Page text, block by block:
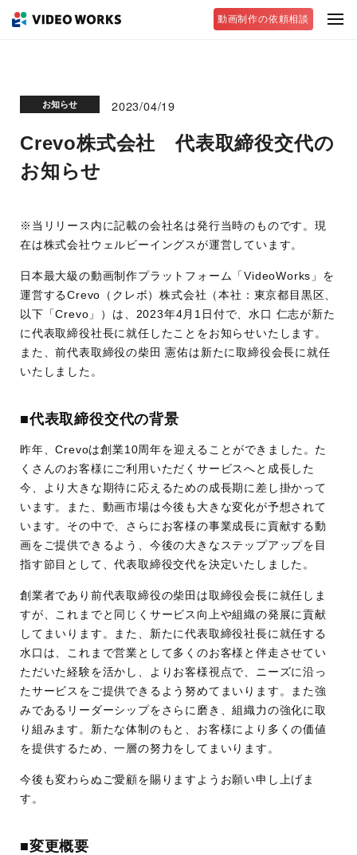
動画制作の依頼相談
お知らせ 2023/04/19
Crevo株式会社 代表取締役交代の
お知らせ
※当リリース内に記載の会社名は発行当時のものです。現
在は株式会社ウェルビーイングスが運営しています。
日本最大級の動画制作プラットフォーム「VideoWorks」を
運営するCrevo（クレボ）株式会社（本社：東京都目黒区、
以下「Crevo」）は、2023年4月1日付で、水口 仁志が新た
に代表取締役社長に就任したことをお知らせいたします。
また、前代表取締役の柴田 憲佑は新たに取締役会長に就任
いたしました。
■代表取締役交代の背景
昨年、Crevoは創業10周年を迎えることができました。た
くさんのお客様にご利用いただくサービスへと成長した
今、より大きな期待に応えるための成長期に差し掛かって
います。また、動画市場は今後も大きな変化が予想されて
います。その中で、さらにお客様の事業成長に貢献する動
画をご提供できるよう、今後の大きなステップアップを目
指す節目として、代表取締役交代を決定いたしました。
創業者であり前代表取締役の柴田は取締役会長に就任しま
すが、これまでと同じくサービス向上や組織の発展に貢献
してまいります。また、新たに代表取締役社長に就任する
水口は、これまで営業として多くのお客様と伴走させてい
ただいた経験を活かし、よりお客様視点で、ニーズに沿っ
たサービスをご提供できるよう努めてまいります。また強
みであるリーダーシップをさらに磨き、組織力の強化に取
り組みます。新たな体制のもと、お客様により多くの価値
を提供するため、一層の努力をしてまいります。
今後も変わらぬご愛顧を賜りますようお願い申し上げま
す。
■変更概要